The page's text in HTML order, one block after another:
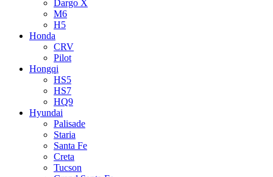
Dargo X
M6
H5
Honda
CRV
Pilot
Hongqi
HS5
HS7
HQ9
Hyundai
Palisade
Staria
Santa Fe
Creta
Tucson